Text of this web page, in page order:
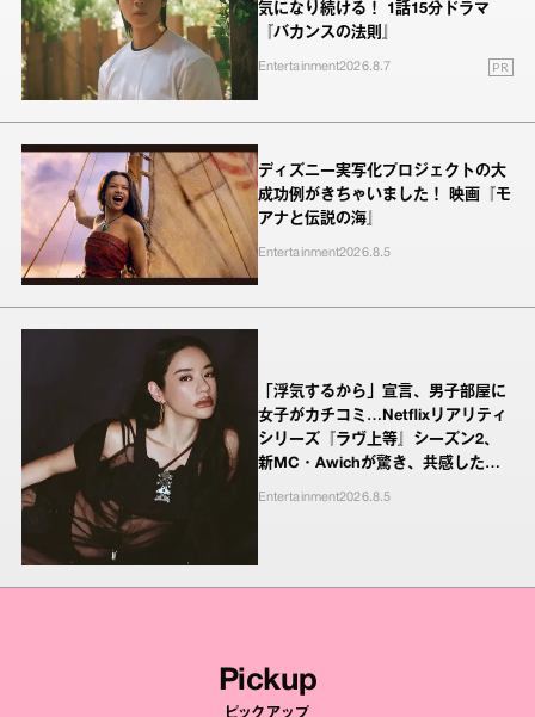
気になり続ける！ 1話15分ドラマ
『バカンスの法則』
Entertainment2026.8.7 PR
ディズニー実写化プロジェクトの大
成功例がきちゃいました！ 映画『モ
アナと伝説の海』
Entertainment2026.8.5
「浮気するから」宣言、男子部屋に
女子がカチコミ…Netflixリアリティ
シリーズ『ラヴ上等』シーズン2、
新MC・Awichが驚き、共感したヤ
Entertainment2026.8.5
Pickup
ピックアップ